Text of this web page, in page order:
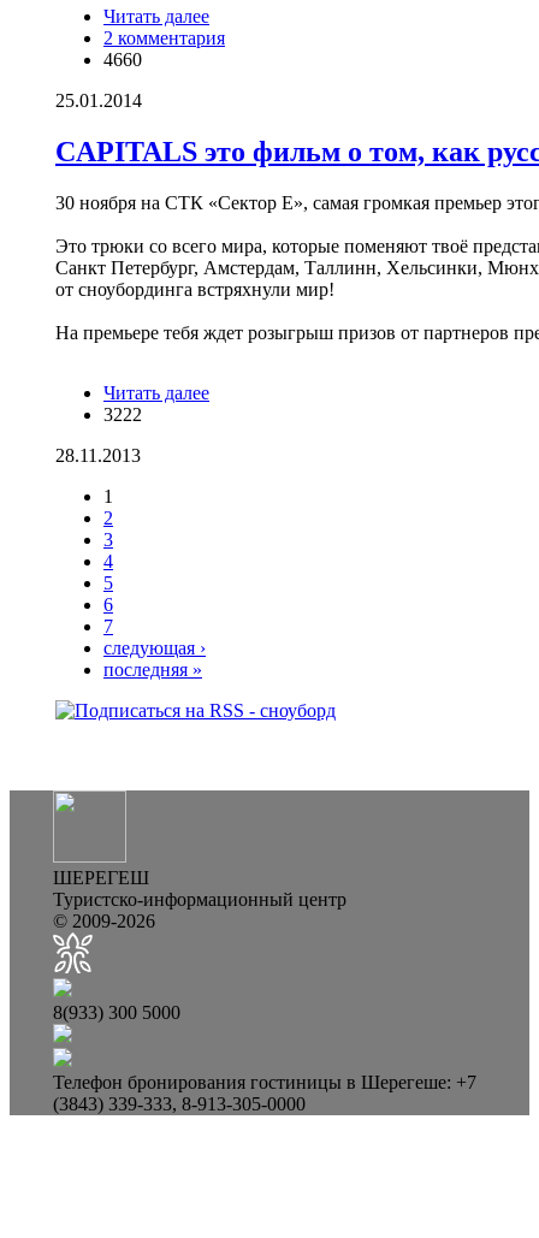
Читать далее
Новосибирска заблудились в лесу
2 комментария
4660
25.01.2014
CAPITALS это фильм о том, как
30 ноября на СТК «Сектор Е», самая громкая премьер
Это трюки со всего мира, которые поменяют твоё
Санкт Петербург, Амстердам, Таллинн, Хельсинки,
от сноубординга встряхнули мир!
На премьере тебя ждет розыгрыш призов от партнеров
Читать далее
3222
28.11.2013
Страницы
1
2
3
4
5
6
7
следующая ›
последняя »
ШЕРЕГЕШ
Туристско-информационный центр
© 2009-2026
8(933) 300 5000
Телефон бронирования гостиницы в Шерегеше: +7
(3843) 339-333, 8-913-305-0000